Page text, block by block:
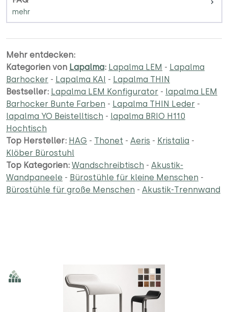
Mehr entdecken:
Kategorien von Lapalma: Lapalma LEM - Lapalma
Barhocker - Lapalma KAI - Lapalma THIN
Bestseller: Lapalma LEM Konfigurator - lapalma LEM
Barhocker Bunte Farben - Lapalma THIN Leder -
lapalma YO Beistelltisch - lapalma BRIO H110
Hochtisch
Top Hersteller: HAG - Thonet - Aeris - Kristalia -
Klöber Bürostuhl
Top Kategorien: Wandschreibtisch - Akustik-
Wandpaneele - Bürostühle für kleine Menschen -
Bürostühle für große Menschen - Akustik-Trennwand